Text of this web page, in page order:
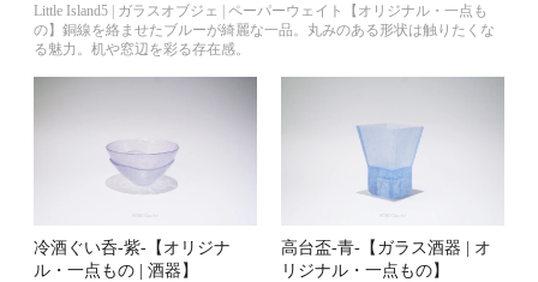
Little Island5 | ガラスオブジェ | ペーパーウェイト【オリジナル・一点も
の】銅線を絡ませたブルーが綺麗な一品。丸みのある形状は触りたくな
る魅力。机や窓辺を彩る存在感。
冷酒ぐい呑-紫-【オリジナ
ル・一点もの | 酒器】
高台盃-青-【ガラス酒器 | オ
リジナル・一点もの】